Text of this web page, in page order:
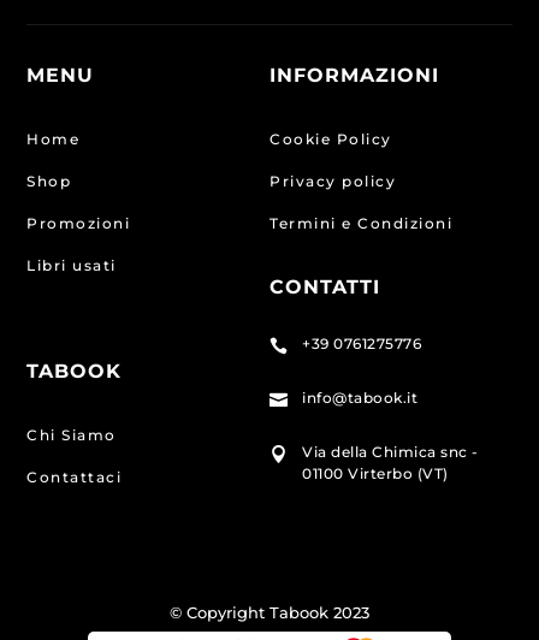
MENU
Home
Shop
Promozioni
Libri usati
TABOOK
Chi Siamo
Contattaci
INFORMAZIONI
Cookie Policy
Privacy policy
Termini e Condizioni
CONTATTI
 +39 0761275776
 info@tabook.it

Via della Chimica snc -
01100 Virterbo (VT)
© Copyright Tabook 2023